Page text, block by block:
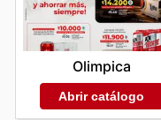
Olimpica
Abrir catálogo